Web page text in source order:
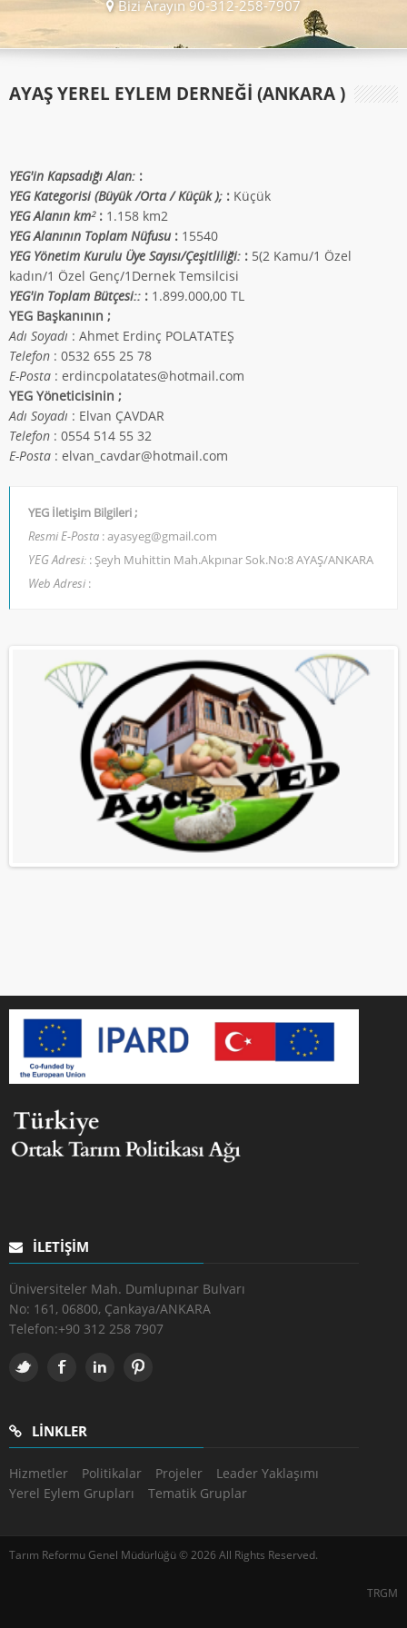
Bizi Arayın 90-312-258-7907
AYAŞ YEREL EYLEM DERNEĞİ (ANKARA )
YEG'in Kapsadığı Alan: :
YEG Kategorisi (Büyük /Orta / Küçük ); : Küçük
YEG Alanın km2: 1.158 km2
YEG Alanının Toplam Nüfusu : 15540
YEG Yönetim Kurulu Üye Sayısı/Çeşitliliği: : 5(2 Kamu/1 Özel
kadın/1 Özel Genç/1Dernek Temsilcisi
YEG'in Toplam Bütçesi:: : 1.899.000,00 TL
YEG Başkanının ;
Adı Soyadı : Ahmet Erdinç POLATATEŞ
Telefon : 0532 655 25 78
E-Posta : erdincpolatates@hotmail.com
YEG Yöneticisinin ;
Adı Soyadı : Elvan ÇAVDAR
Telefon : 0554 514 55 32
E-Posta : elvan_cavdar@hotmail.com
YEG İletişim Bilgileri ;
Resmi E-Posta : ayasyeg@gmail.com
YEG Adresi: : Şeyh Muhittin Mah.Akpınar Sok.No:8 AYAŞ/ANKARA
Web Adresi:
İLETIŞIM
Üniversiteler Mah. Dumlupınar Bulvarı
No: 161, 06800, Çankaya/ANKARA
Telefon:+90 312 258 7907
LINKLER
Hizmetler Politikalar Projeler
Leader Yaklaşımı
Yerel Eylem Grupları
Tematik Gruplar
Tarım Reformu Genel Müdürlüğü © 2026 All Rights Reserved.
TRGM